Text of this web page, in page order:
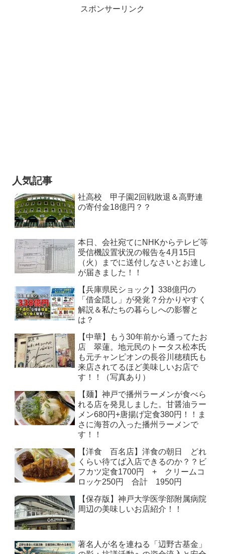
スポンサーリンク
人気記事
社高校 甲子園2回戦敗退＆高野連
の寄付金18億円？？
本日、会社宛てにNHKからテレビ等
受信機設置状況の報告を4月15日
（火）までに送付しなさいとお達し
が届きました！！
【兵庫県民ショック】338億円の
「借金隠し」が発覚？分かりやすく
解説＆私たちの暮らしへの影響と
は？
【中華】もう30年前から通ってたお
店 翠蓮。地元民のトータス松本氏
も元チャンピオンの長谷川穂積氏も
来店されてるほど美味しいお店で
す！！（写真あり）
【麺】神戸で播州ラーメンが食べら
れる店を発見しました。甘醤油ラー
メン680円+唐揚げ定食380円！！ま
さに海苔の入った播州ラーメンで
す！！
【洋食 百名店】洋食の朝日 どれ
くらい待てば入店できるのか？？ビ
フカツ定食1700円 + クリームコ
ロッケ250円 合計 1950円
【保存版】神戸大学医学部附属病院
周辺の美味しいお店紹介！！
著名人が名を連ねる「辺野古基金」